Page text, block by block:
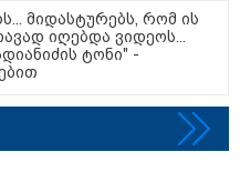
რომელიც
დეპარტამენტმა
რკინიგზა ბაქო-
ბაქოს საერთაშორისო
ბილეთების გაყიდვის
მიდასტურებს, რომ ის
იღებდა ვიდეოს...
ტონი" -